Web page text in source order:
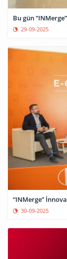
Bu gün
29-09-2025
“INMerge”
30-09-2025